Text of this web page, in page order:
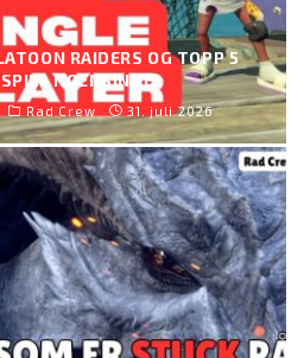
RAIDERS OG TOPP 5
NOENSINNE
Rad Crew 31. juli 2026